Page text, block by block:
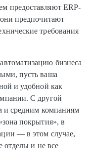
предоставляют ERP-
предпочитают
требования
бизнеса
пусть ваша
и удобной как
С другой
и средним компаниям
покрытия», в
— в этом случае,
отделы и не все